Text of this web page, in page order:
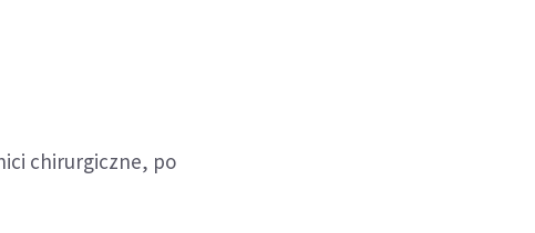
chirurgiczne, po